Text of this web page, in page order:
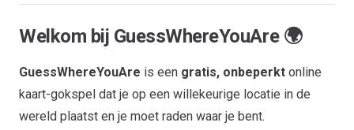
Welkom bij GuessWhereYouAre🌍
GuessWhereYouAre is een gratis, onbeperkt online
kaart-gokspel dat je op een willekeurige locatie in de
wereld plaatst en je moet raden waar je bent.